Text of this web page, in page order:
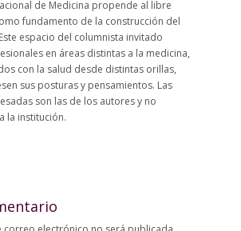
de Medicina propende al libre
fundamento de la construcción del
espacio del columnista invitado
en áreas distintas a la medicina,
con la salud desde distintas orillas,
sus posturas y pensamientos. Las
son las de los autores y no
la institución.